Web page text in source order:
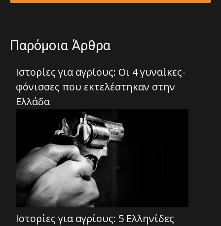
Παρόμοια Άρθρα
Ιστορίες για αγρίους: Οι 4 γυναίκες-
φόνισσες που εκτελέστηκαν στην
Ελλάδα
Ιστορίες για αγρίους: 5 Ελληνίδες